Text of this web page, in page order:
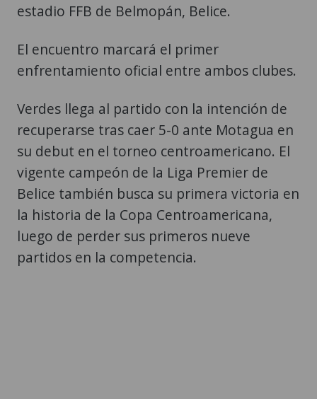
estadio FFB de Belmopán, Belice.
El encuentro marcará el primer
enfrentamiento oficial entre ambos clubes.
Verdes llega al partido con la intención de
recuperarse tras caer 5-0 ante Motagua en
su debut en el torneo centroamericano. El
vigente campeón de la Liga Premier de
Belice también busca su primera victoria en
la historia de la Copa Centroamericana,
luego de perder sus primeros nueve
partidos en la competencia.